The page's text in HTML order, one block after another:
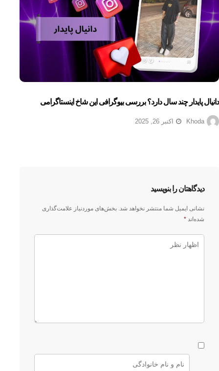
دانیال پایدار چند سال دارد؟ بررسی بیوگرافی این شاخ اینستاگرامی
Khoda اکتبر 26, 2025
دیدگاهتان را بنویسید
نشانی ایمیل شما منتشر نخواهد شد. بخش‌های موردنیاز علامت‌گذاری
شده‌اند *